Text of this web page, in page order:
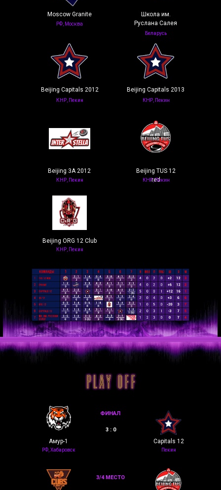
Moscow Granite
Школа им.
Руслана Салея
Beijing Capitals 2012 Beijing Capitals 2013
Беларусь
РФ, Москва
КНР, Пекин КНР, Пекин
Beijing 3A 2012
КНР, Пекин
Beijing TUS 12
red
КНР, Пекин
Beijing ORG 12 Club
КНР, Пекин
ФИНАЛ
3 : 0
Амур-1
РФ, Хабаровск
Capitals 12
Пекин
3/4 МЕСТО